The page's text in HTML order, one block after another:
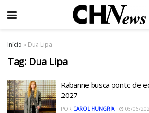
Início » Dua Lipa
Tag: Dua Lipa
Rabanne busca ponto de
2027
POR CAROL HUNGRIA 05/06/